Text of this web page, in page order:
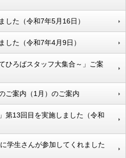
した（令和7年5月16日）
した（令和7年4月9日）
ひろばスタッフ大集合～」ご案
ご案内（1月）のご案内
第13回目を実施しました（令和
学生さんが参加してくれました